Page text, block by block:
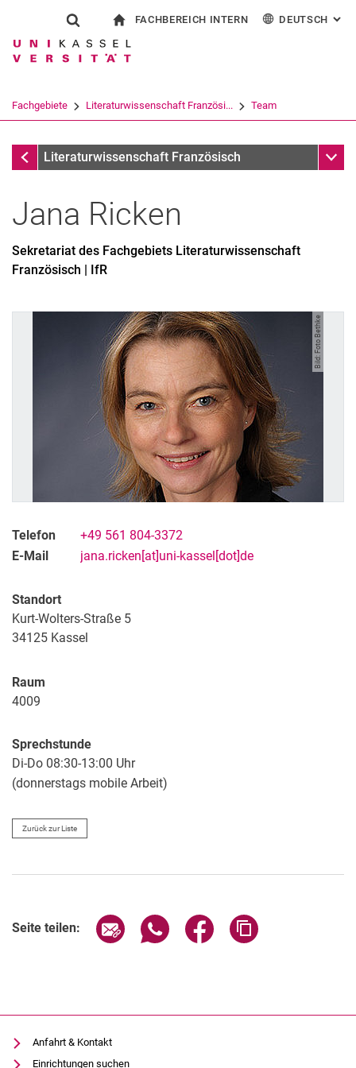
Springe direkt zu: Inhalt
Springe direkt zu: Suche
Springe direkt zu:
Suchformular
Suchbegriff
Suchen (öffnet externen Link in einem
FACHBEREICH INTERN DEUTSCH :
Fachgebiete Literaturwissenschaft Französi... Team
TeamLiteraturwissenschaft Französisch
Jana Ricken
Sekretariat des Fachgebiets Literaturwissenschaft
Französisch | IfR
Bild: Foto Bethke
Telefon
+49 561 804-3372
E-Mail
jana.ricken[at]uni-kassel[dot]de
Standort
Kurt-Wolters-Straße 5
34125 Kassel
Raum
4009
Sprechstunde
Di-Do 08:30-13:00 Uhr
(donnerstags mobile Arbeit)
Zurück zur Liste
Seite teilen: Seite über E-Mail teilen
Seite über WhatsApp teilen
Seite über Facebook
Anfahrt & Kontakt
Einrichtungen suchen